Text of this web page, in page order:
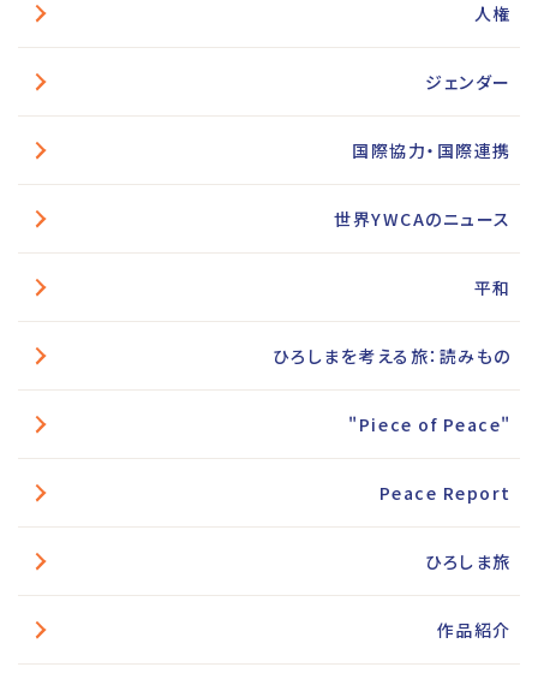
人権
ジェンダー
国際協力・国際連携
世界YWCAのニュース
平和
ひろしまを考える旅：読みもの
"Piece of Peace"
Peace Report
ひろしま旅
作品紹介